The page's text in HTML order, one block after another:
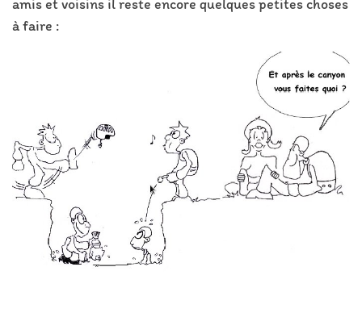
amis et voisins il reste encore quelques petites choses
à faire :